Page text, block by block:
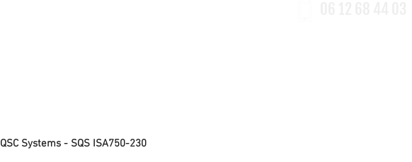
QSC Systems - SQS ISA750-230